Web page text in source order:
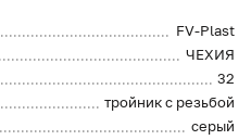
FV-Plast
ЧЕХИЯ
32
тройник с резьбой
серый